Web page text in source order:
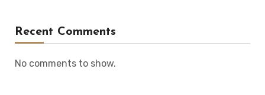
Recent Comments
No comments to show.